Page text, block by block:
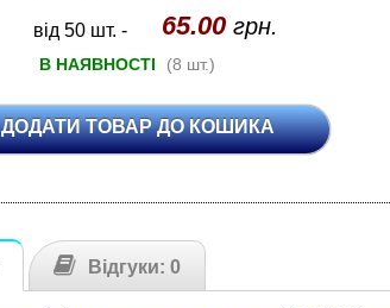
від 50 шт. - 65.00 грн.
В НАЯВНОСТІ (8 шт.)
ДОДАТИ ТОВАР ДО КОШИКА
Відгуки: 0